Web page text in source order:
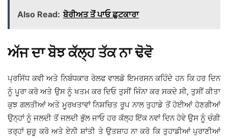
Also Read: ਬੋਰੀਅਤ ਤੋਂ ਪਾਓ ਛੁਟਕਾਰਾ
ਅੱਜ ਦਾ ਬੋਝ ਕੱਲ੍ਹ ਤੱਕ ਨਾ ਢੋਵੋ
ਪ੍ਰਸਿੱਧ ਕਵੀ ਅਤੇ ਨਿਬੰਧਕਾਰ ਰੇਲਫ ਵਾਲਡੋ ਇਮਰਸਨ ਕਹਿੰਦੇ ਹਨ ਕਿ ਹਰ ਦਿਨ
ਨੂੰ ਪੂਰਾ ਕਰੋ ਅਤੇ ਉਸ ਨੂੰ ਖਤਮ ਕਰ ਦਿਓ ਤੁਸੀਂ ਜਿੰਨਾ ਕਰ ਸਕਦੇ ਸੀ, ਤੁਸੀਂ ਕੀਤਾ
ਕੁਝ ਗਲਤੀਆਂ ਅਤੇ ਮੂਰਖਤਾਵਾਂ ਨਿਸ਼ਚਿਤ ਰੂਪ ਨਾਲ ਤੁਹਾਡੇ ਤੋਂ ਹੋਈਆਂ ਹੋਣਗੀਆਂ
ਉਨ੍ਹਾਂ ਨੂੰ ਜਲਦੀ ਤੋਂ ਜਲਦੀ ਭੁੱਲ ਜਾਓ ਹਰ ਕੱਲ੍ਹ ਇੱਕ ਨਵਾਂ ਦਿਨ ਹੋਵੇ ਉਸ ਨੂੰ ਚੰਗੀ
ਤਰ੍ਹਾਂ ਸ਼ੁਰੂ ਕਰੋ ਅਤੇ ਏਨੀ ਸ਼ਾਂਤੀ ਤੇ ਉਤਸ਼ਾਹ ਨਾ ਕਰੋ ਕਿ ਤੁਹਾਡੀਆਂ ਪੁਰਾਣੀਆਂ